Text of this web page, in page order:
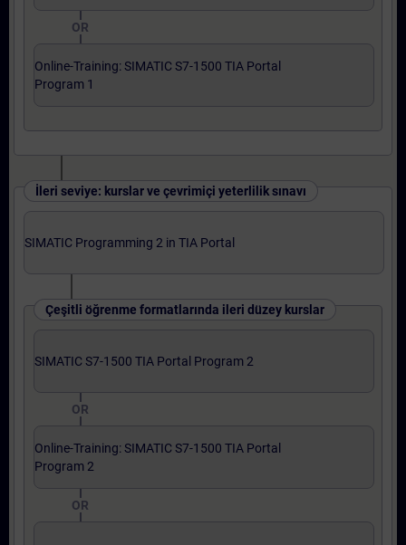
OR
Online-Training: SIMATIC S7-1500 TIA Portal
Program 1
İleri seviye: kurslar ve çevrimiçi yeterlilik sınavı
SIMATIC Programming 2 in TIA Portal
Çeşitli öğrenme formatlarında ileri düzey kurslar
SIMATIC S7-1500 TIA Portal Program 2
OR
Online-Training: SIMATIC S7-1500 TIA Portal
Program 2
OR